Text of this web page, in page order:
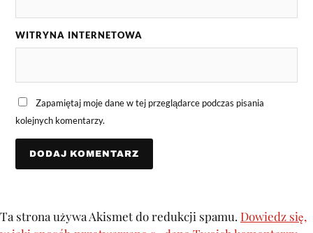
WITRYNA INTERNETOWA
Zapamiętaj moje dane w tej przeglądarce podczas pisania
kolejnych komentarzy.
Ta strona używa Akismet do redukcji spamu. Dowiedz się,